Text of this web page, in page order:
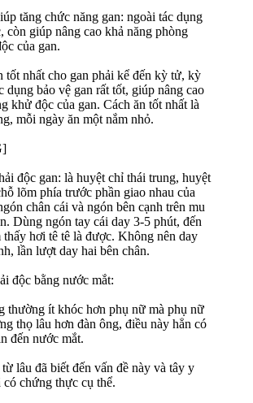
tăng chức năng gan: ngoài tác dụng
còn giúp nâng cao khả năng phòng
của gan.
tốt nhất cho gan phải kể đến kỳ tử, kỳ
dụng bảo vệ gan rất tốt, giúp nâng cao
khử độc của gan. Cách ăn tốt nhất là
mỗi ngày ăn một nắm nhỏ.
độc gan: là huyệt chỉ thái trung, huyệt
lõm phía trước phần giao nhau của
chân cái và ngón bên cạnh trên mu
Dùng ngón tay cái day 3-5 phút, đến
thấy hơi tê tê là được. Không nên day
lần lượt day hai bên chân.
độc bằng nước mắt:
thường ít khóc hơn phụ nữ mà phụ nữ
thọ lâu hơn đàn ông, điều này hẳn có
đến nước mắt.
lâu đã biết đến vấn đề này và tây y
có chứng thực cụ thể.